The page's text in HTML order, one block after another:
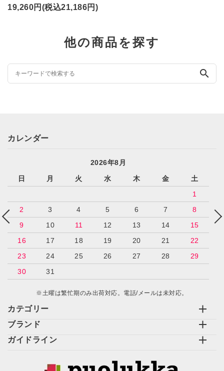
19,260円(税込21,186円)
他の商品を探す
search
カテゴリー
ブランド
ガイドライン
カレンダー
2026年8月
日
月 火 水 木 金
土
1
2
3 4 5 6 7
8
9
10 11 12 13 14
15
16
17 18 19 20 21
22
23
24 25 26 27 28
29
30
31
※土曜は繁忙期のみ出荷対応。電話/メールは未対応。